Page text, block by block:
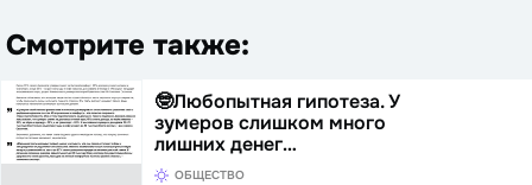
Смотрите также:
🤓Любопытная гипотеза. У
зумеров слишком много
лишних денег…
ОБЩЕСТВО